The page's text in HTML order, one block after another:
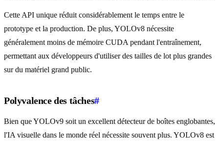
Cette API unique réduit considérablement le temps entre le
prototype et la production. De plus, YOLOv8 nécessite
généralement moins de mémoire CUDA pendant l'entraînement,
permettant aux développeurs d'utiliser des tailles de lot plus grandes
sur du matériel grand public.
Polyvalence des tâches#
Bien que YOLOv9 soit un excellent détecteur de boîtes englobantes,
l'IA visuelle dans le monde réel nécessite souvent plus. YOLOv8 est